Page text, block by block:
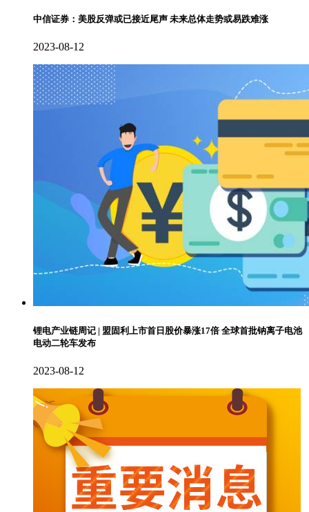
中信证券：美股反弹或已接近尾声 未来总体走势或易跌难涨
2023-08-12
锂电产业链周记 | 盟固利上市首日股价暴涨17倍 全球首批钠离子电池
电动二轮车发布
2023-08-12